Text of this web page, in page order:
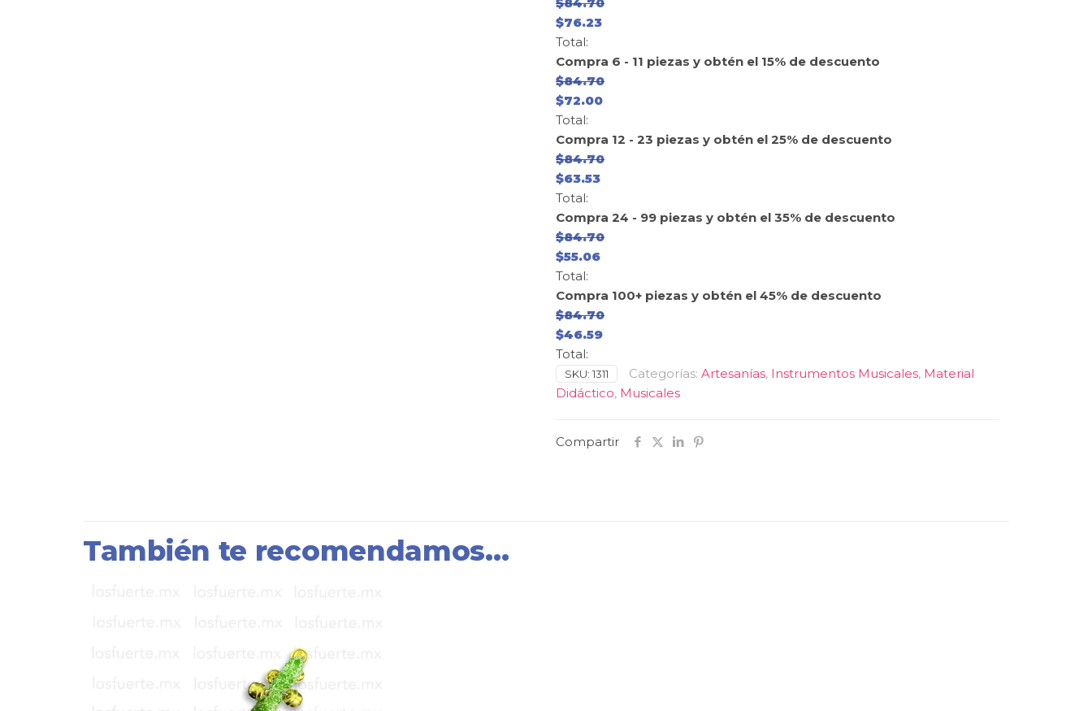
$76.23
Total:
Compra 6 - 11 piezas y obtén el 15% de descuento
$84.70
$72.00
Total:
Compra 12 - 23 piezas y obtén el 25% de descuento
$84.70
$63.53
Total:
Compra 24 - 99 piezas y obtén el 35% de descuento
$84.70
$55.06
Total:
Compra 100+ piezas y obtén el 45% de descuento
$84.70
$46.59
Total:
SKU: 1311 Categorías: Artesanías, Instrumentos Musicales, Material
Didáctico, Musicales
Compartir
También te recomendamos…